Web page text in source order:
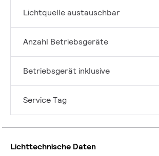
Lichtquelle austauschbar
Anzahl Betriebsgeräte
Betriebsgerät inklusive
Service Tag
Lichttechnische Daten